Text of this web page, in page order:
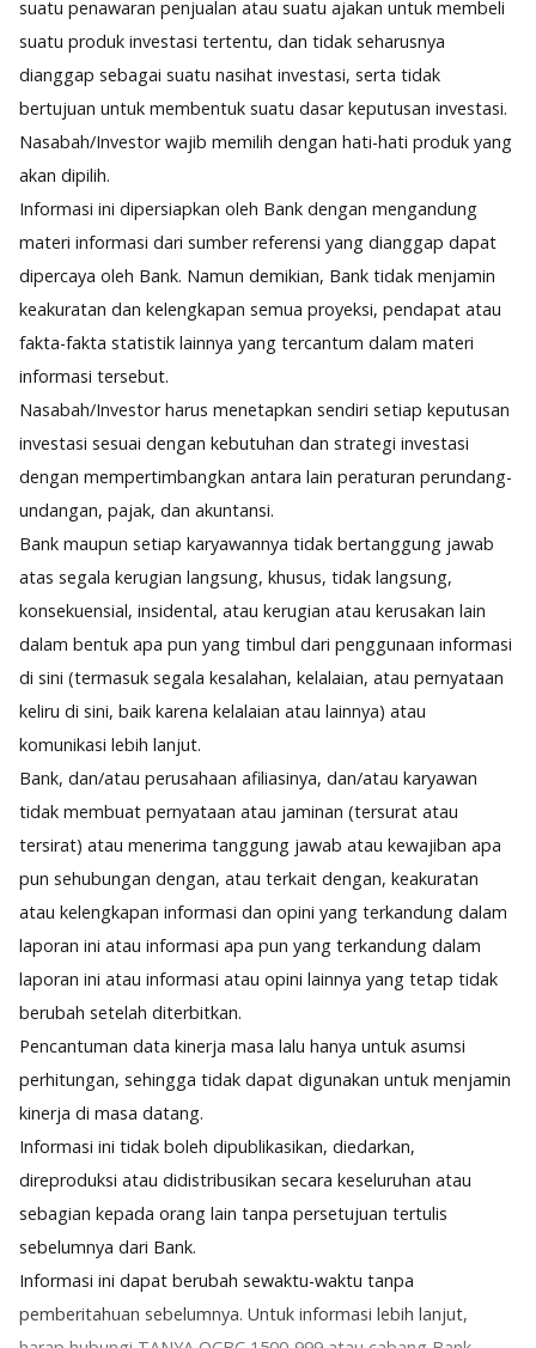
suatu penawaran penjualan atau suatu ajakan untuk membeli
suatu produk investasi tertentu, dan tidak seharusnya
dianggap sebagai suatu nasihat investasi, serta tidak
bertujuan untuk membentuk suatu dasar keputusan investasi.
Nasabah/Investor wajib memilih dengan hati-hati produk yang
akan dipilih.
Informasi ini dipersiapkan oleh Bank dengan mengandung
materi informasi dari sumber referensi yang dianggap dapat
dipercaya oleh Bank. Namun demikian, Bank tidak menjamin
keakuratan dan kelengkapan semua proyeksi, pendapat atau
fakta-fakta statistik lainnya yang tercantum dalam materi
informasi tersebut.
Nasabah/Investor harus menetapkan sendiri setiap keputusan
investasi sesuai dengan kebutuhan dan strategi investasi
dengan mempertimbangkan antara lain peraturan perundang-
undangan, pajak, dan akuntansi.
Bank maupun setiap karyawannya tidak bertanggung jawab
atas segala kerugian langsung, khusus, tidak langsung,
konsekuensial, insidental, atau kerugian atau kerusakan lain
dalam bentuk apa pun yang timbul dari penggunaan informasi
di sini (termasuk segala kesalahan, kelalaian, atau pernyataan
keliru di sini, baik karena kelalaian atau lainnya) atau
komunikasi lebih lanjut.
Bank, dan/atau perusahaan afiliasinya, dan/atau karyawan
tidak membuat pernyataan atau jaminan (tersurat atau
tersirat) atau menerima tanggung jawab atau kewajiban apa
pun sehubungan dengan, atau terkait dengan, keakuratan
atau kelengkapan informasi dan opini yang terkandung dalam
laporan ini atau informasi apa pun yang terkandung dalam
laporan ini atau informasi atau opini lainnya yang tetap tidak
berubah setelah diterbitkan.
Pencantuman data kinerja masa lalu hanya untuk asumsi
perhitungan, sehingga tidak dapat digunakan untuk menjamin
kinerja di masa datang.
Informasi ini tidak boleh dipublikasikan, diedarkan,
direproduksi atau didistribusikan secara keseluruhan atau
sebagian kepada orang lain tanpa persetujuan tertulis
sebelumnya dari Bank.
Informasi ini dapat berubah sewaktu-waktu tanpa
pemberitahuan sebelumnya. Untuk informasi lebih lanjut,